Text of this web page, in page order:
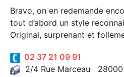
Bravo, on en redemande
tout d’abord un style
Original, surprenant et
02 37 21 09 91
2/4 Rue Marceau